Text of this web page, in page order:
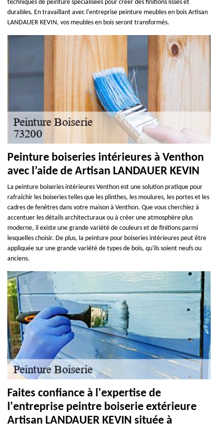
techniques de peinture spécialisées pour créer des finitions lisses et
durables. En travaillant avec l'entreprise peinture meubles en bois Artisan
LANDAUER KEVIN, vos meubles en bois seront transformés.
Peinture boiseries intérieures à Venthon
avec l’aide de Artisan LANDAUER KEVIN
La peinture boiseries intérieures Venthon est une solution pratique pour
rafraîchir les boiseries telles que les plinthes, les moulures, les portes et les
cadres de fenêtres dans votre maison à Venthon. Que vous cherchiez à
accentuer les détails architecturaux ou à créer une atmosphère plus
moderne, il existe une grande variété de couleurs et de finitions parmi
lesquelles choisir. De plus, la peinture pour boiseries intérieures peut être
appliquée sur une grande variété de types de bois, qu'ils soient neufs ou
anciens.
Faites confiance à l'expertise de
l'entreprise peintre boiserie extérieure
Artisan LANDAUER KEVIN située à